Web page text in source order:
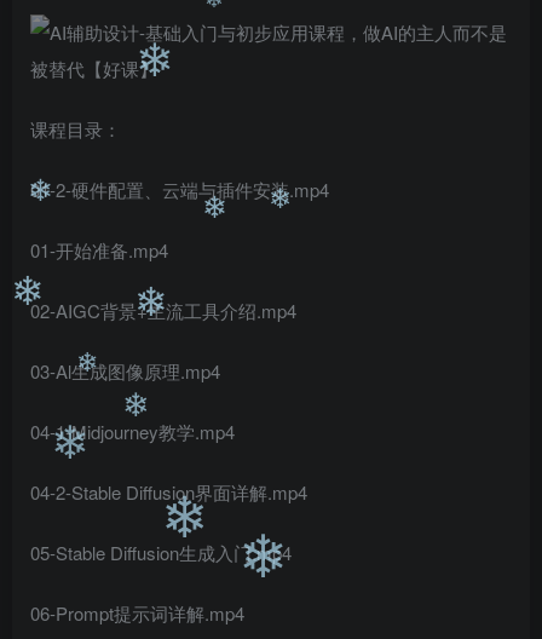
课程目录：
01-2-硬件配置、云端与插件安装.mp4
01-开始准备.mp4
02-AIGC背景+主流工具介绍.mp4
03-Al生成图像原理.mp4
04-1-Midjourney教学.mp4
04-2-Stable Diffusion界面详解.mp4
05-Stable Diffusion生成入门.mp4
06-Prompt提示词详解.mp4❄
❄
❄
❄
❄
❄
❄